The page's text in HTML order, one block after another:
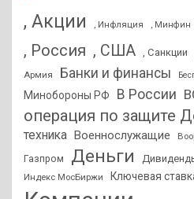
, Акции , Инфляция , Минфин
, Россия , США , Санкции
Армия Банки и финансы
Минобороны РФ
В России
операция по защите
техника Военнослужащие
Газпром Деньги
Индекс МосБиржи Ключевая